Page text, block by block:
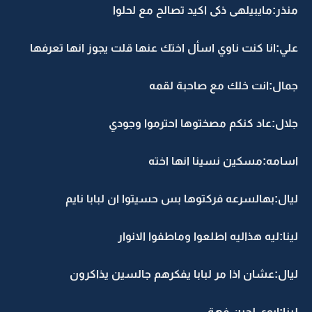
منذر:مايبيلهى ذكى اكيد تصالح مع لحلوا
علي:انا كنت ناوي اسأل اختك عنها قلت يجوز انها تعرفها
جمال:انت خلك مع صاحبة لقمه
جلال:عاد كنكم مصختوها احترموا وجودي
اسامه:مسكين نسينا انها اخته
ليال:بهالسرعه فركتوها بس حسيتوا ان لبابا نايم
لينا:ليه هذاليه اطلعوا وماطفوا الانوار
ليال:عشان اذا مر لبابا يفكرهم جالسين يذاكرون